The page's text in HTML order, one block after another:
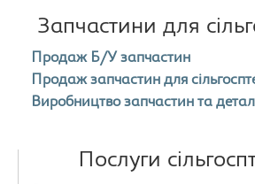
Запчастини для
Продаж Б/У запчастин
Продаж запчастин для
Виробництво запчастин та
Послуги